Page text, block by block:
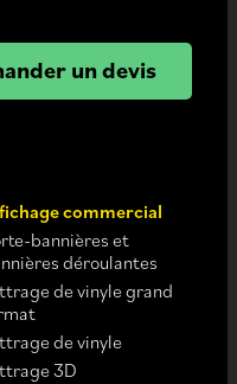
un devis
commercial
bannières et
déroulantes
de vinyle grand
de vinyle
3D